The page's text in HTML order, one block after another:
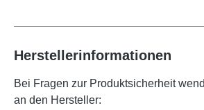
Herstellerinformationen
Bei Fragen zur Produktsicherheit
an den Hersteller: